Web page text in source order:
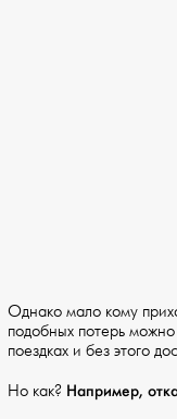
Однако мало кому
подобных потерь
поездках и без этого
Но как? Например,